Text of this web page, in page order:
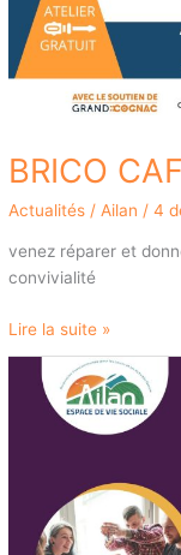
BRICO
Actualités / Ailan /4
venez réparer et
convivialité
Lire la suite »
JEUX